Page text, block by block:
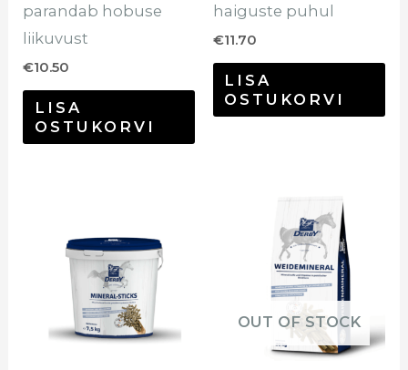
parandab hobuse
liikuvust
€10.50
LISA
OSTUKORVI
haiguste puhul
€11.70
LISA
OSTUKORVI
€32.95
OUT OF STOCK